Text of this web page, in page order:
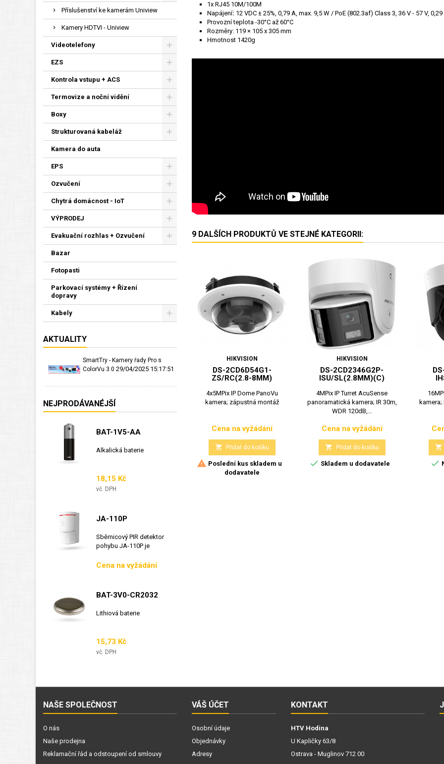
Příslušenství ke kamerám Uniview
Kamery HDTVI - Uniview
Videotelefony
EZS
Kontrola vstupu + ACS
Termovize a noční vidění
Boxy
Strukturovaná kabeláž
Kamera do auta
EPS
Ozvučení
Chytrá domácnost - IoT
VÝPRODEJ
Evakuační rozhlas + Ozvučení
Bazar
Fotopasti
Parkovací systémy + Řízení
dopravy
Kabely
AKTUALITY
SmartTry - Kamery řady Pro s
ColorVu 3.0 29/04/2025 15:17:51
NEJPRODÁVANÉJŠÍ
BAT-1V5-AA
Alkalická baterie
Cena
18,15 Kč
vč. DPH
JA-110P
Sběrnicový PIR detektor
pohybu JA-110P je
Cena
Cena na vyžádání
BAT-3V0-CR2032
Lithiová baterie
Cena
15,73 Kč
vč. DPH
1x RJ45 10M/100M
Napájení: 12 VDC ± 25%, 0,79 A, max. 9,5 W / PoE (802.3af) Class 3, 36 V - 57 V,
Provozní teplota -30°C až 60°C
Rozměry: 119 × 105 x 305 mm
Hmotnost 1420g
9 DALŠÍCH PRODUKTŮ VE STEJNÉ KATEGORII:
HIKVISION
DS-2CD6D54G1-
ZS/RC(2.8-8MM)
4x5MPix IP Dome PanoVu
kamera; zápustná montáž
Cena
Cena na vyžádání
 Přidat do košíku
 Poslední kus skladem u
dodavatele
HIKVISION
DS-2CD2346G2P-
ISU/SL(2.8MM)(C)
4MPix IP Turret AcuSense
panoramatická kamera; IR 30m,
WDR 120dB,...
Cena
Cena na vyžádání
 Přidat do košíku
 Skladem u dodavatele


NAŠE SPOLEČNOST
O nás
Naše prodejna
Reklamační řád a odstoupení od smlouvy
VÁŠ ÚČET
Osobní údaje
Objednávky
Adresy
KONTAKT
HTV Hodina
U Kapličky 63/8
Ostrava - Muglinov 712 00